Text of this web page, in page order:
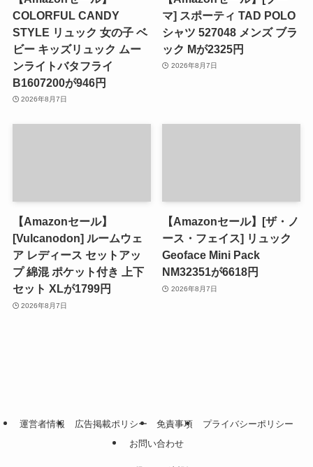
COLORFUL CANDY
STYLE リュック 女の子 ベ
ビー キッズリュック ムー
ンライトバタフライ
B1607200が946円
2026年8月7日
マ] スポーティ TAD POLO
シャツ 527048 メンズ ブラ
ック Mが2325円
2026年8月7日
【Amazonセール】
[Vulcanodon] ルームウェ
ア レディース セットアッ
プ 綿混 ポケット付き 上下
セット XLが1799円
2026年8月7日
【Amazonセール】[ザ・ノ
ース・フェイス] リュック
Geoface Mini Pack
NM32351が6618円
2026年8月7日
運営者情報 広告掲載ポリシー 免責事項
プライバシーポリシー
お問い合わせ